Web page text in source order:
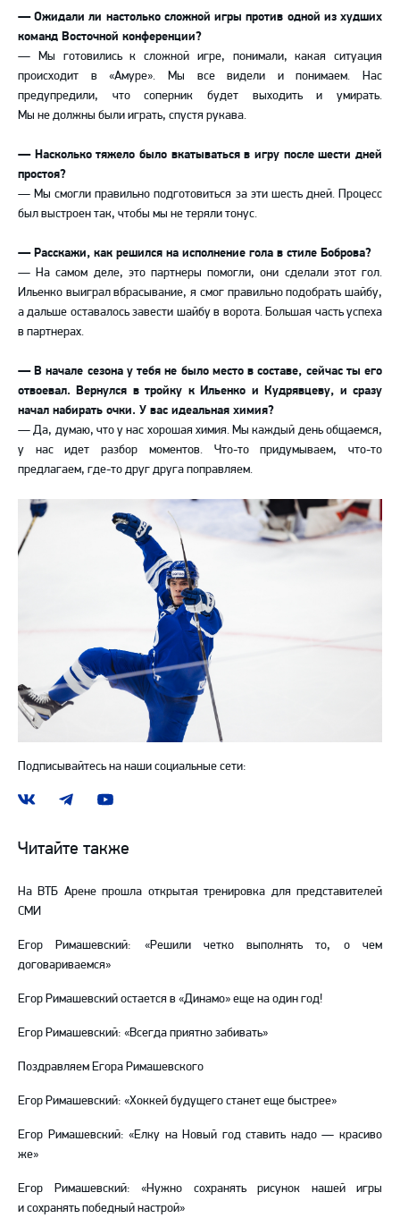
— Ожидали ли настолько сложной игры против одной из худших
команд Восточной конференции?
— Мы готовились к сложной игре, понимали, какая ситуация
происходит в «Амуре». Мы все видели и понимаем. Нас
предупредили, что соперник будет выходить и умирать.
Мы не должны были играть, спустя рукава.
— Насколько тяжело было вкатываться в игру после шести дней
простоя?
— Мы смогли правильно подготовиться за эти шесть дней. Процесс
был выстроен так, чтобы мы не теряли тонус.
— Расскажи, как решился на исполнение гола в стиле Боброва?
— На самом деле, это партнеры помогли, они сделали этот гол.
Ильенко выиграл вбрасывание, я смог правильно подобрать шайбу,
а дальше оставалось завести шайбу в ворота. Большая часть успеха
в партнерах.
— В начале сезона у тебя не было место в составе, сейчас ты его
отвоевал. Вернулся в тройку к Ильенко и Кудрявцеву, и сразу
начал набирать очки. У вас идеальная химия?
— Да, думаю, что у нас хорошая химия. Мы каждый день общаемся,
у нас идет разбор моментов. Что-то придумываем, что-то
предлагаем, где-то друг друга поправляем.
Подписывайтесь на наши социальные сети:
Наша
ВКонтакте
Наш
в
Telegram
Наш
YouTube
Читайте также
На ВТБ Арене прошла открытая тренировка для представителей
СМИ
Егор Римашевский: «Решили четко выполнять то, о чем
договариваемся»
Егор Римашевский остается в «Динамо» еще на один год!
Егор Римашевский: «Всегда приятно забивать»
Поздравляем Егора Римашевского
Егор Римашевский: «Хоккей будущего станет еще быстрее»
Егор Римашевский: «Елку на Новый год ставить надо — красиво
же»
Егор Римашевский: «Нужно сохранять рисунок нашей игры
и сохранять победный настрой»